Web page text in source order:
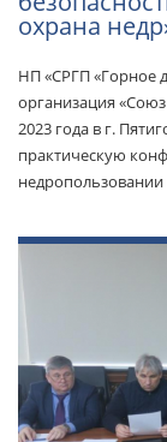
охрана
НП «СРГП «Горное
организация
2023 года в г.
практическую